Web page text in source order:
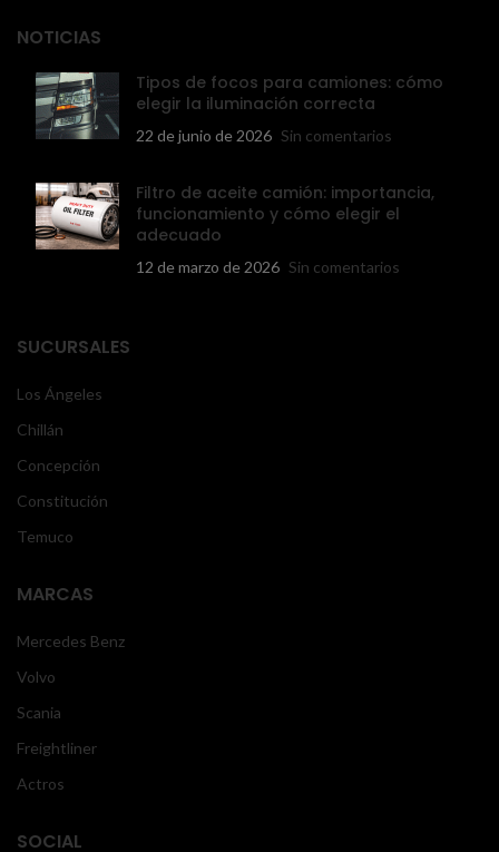
NOTICIAS
Tipos de focos para camiones: cómo
elegir la iluminación correcta
22 de junio de 2026 Sin comentarios
Filtro de aceite camión: importancia,
funcionamiento y cómo elegir el
adecuado
12 de marzo de 2026 Sin comentarios
SUCURSALES
Los Ángeles
Chillán
Concepción
Constitución
Temuco
MARCAS
Mercedes Benz
Volvo
Scania
Freightliner
Actros
SOCIAL